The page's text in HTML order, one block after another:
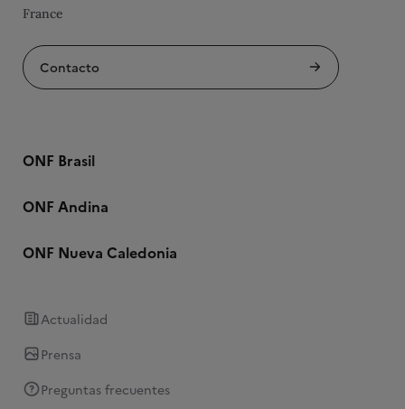
France
Contacto
ONF Brasil
ONF Andina
ONF Nueva Caledonia
Actualidad
Prensa
Preguntas frecuentes